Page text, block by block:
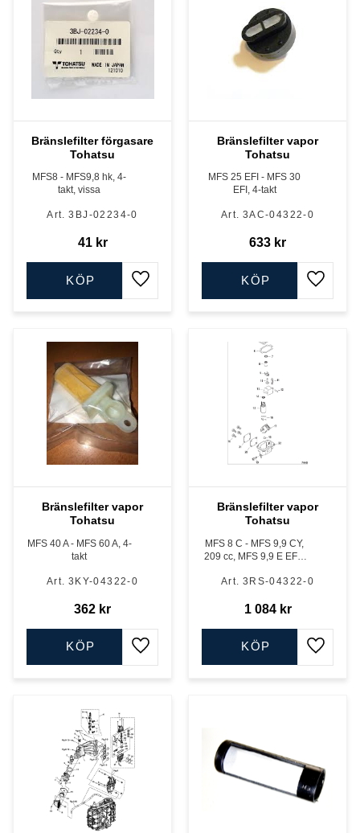
Bränslefilter förgasare
Tohatsu
MFS8 - MFS9,8 hk, 4-
takt, vissa
3BJ-02234-0
41kr
Lägg till i favoriter
KÖP
Bränslefilter vapor
Tohatsu
MFS 25 EFI - MFS 30
EFI, 4-takt
3AC-04322-0
633 kr
Lägg
KÖP
Bränslefilter vapor
Tohatsu
MFS 40 A - MFS 60 A, 4-
takt
3KY-04322-0
362 kr
Lägg till i favoriter
KÖP
Bränslefilter vapor
Tohatsu
MFS 8 C - MFS 9,9 CY,
209 cc, MFS 9,9 E EFI -
samt MFS 25 D - MFS
3RS-04322-0
1 084kr
Lägg
KÖP